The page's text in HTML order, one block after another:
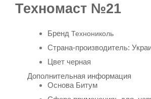
Техномаст №21
Бренд Технониколь
Страна-производитель:
Цвет черная
Дополнительная информация
Основа Битум